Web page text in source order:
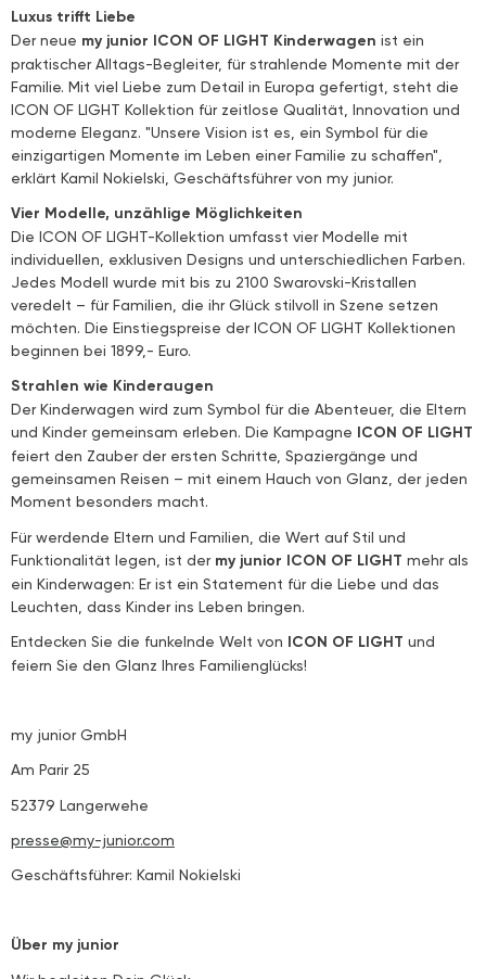
Luxus trifft Liebe
Der neue my junior ICON OF LIGHT Kinderwagen ist ein
praktischer Alltags-Begleiter, für strahlende Momente mit der
Familie. Mit viel Liebe zum Detail in Europa gefertigt, steht die
ICON OF LIGHT Kollektion für zeitlose Qualität, Innovation und
moderne Eleganz. "Unsere Vision ist es, ein Symbol für die
einzigartigen Momente im Leben einer Familie zu schaffen",
erklärt Kamil Nokielski, Geschäftsführer von my junior.
Vier Modelle, unzählige Möglichkeiten
Die ICON OF LIGHT-Kollektion umfasst vier Modelle mit
individuellen, exklusiven Designs und unterschiedlichen Farben.
Jedes Modell wurde mit bis zu 2100 Swarovski-Kristallen
veredelt – für Familien, die ihr Glück stilvoll in Szene setzen
möchten. Die Einstiegspreise der ICON OF LIGHT Kollektionen
beginnen bei 1899,- Euro.
Strahlen wie Kinderaugen
Der Kinderwagen wird zum Symbol für die Abenteuer, die Eltern
und Kinder gemeinsam erleben. Die Kampagne ICON OF LIGHT
feiert den Zauber der ersten Schritte, Spaziergänge und
gemeinsamen Reisen – mit einem Hauch von Glanz, der jeden
Moment besonders macht.
Für werdende Eltern und Familien, die Wert auf Stil und
Funktionalität legen, ist der my junior ICON OF LIGHT mehr als
ein Kinderwagen: Er ist ein Statement für die Liebe und das
Leuchten, dass Kinder ins Leben bringen.
Entdecken Sie die funkelnde Welt von ICON OF LIGHT und
feiern Sie den Glanz Ihres Familienglücks!
my junior GmbH
Am Parir 25
52379 Langerwehe
presse@my-junior.com
Geschäftsführer: Kamil Nokielski
Über my junior